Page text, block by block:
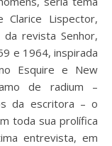
Clarice Lispector,
revista Senhor,
e 1964, inspirada
Esquire e New
de radium –
da escritora – o
toda sua prolífica
entrevista, em